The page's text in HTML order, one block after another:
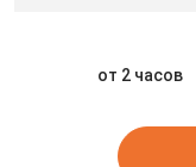
от 2 часов